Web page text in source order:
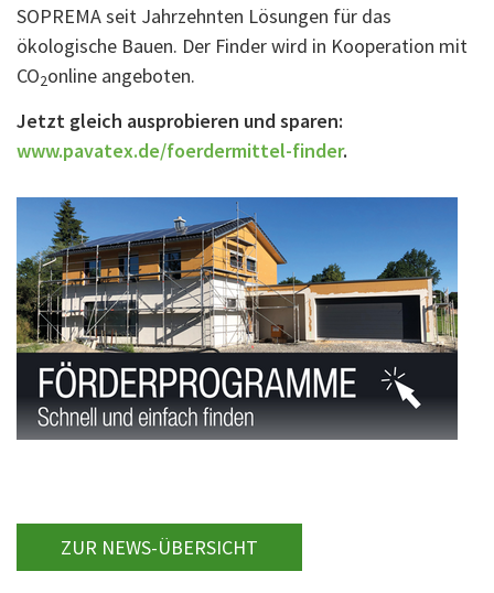
SOPREMA seit Jahrzehnten Lösungen für das
ökologische Bauen. Der Finder wird in Kooperation mit
CO2online angeboten.
Jetzt gleich ausprobieren und sparen:
www.pavatex.de/foerdermittel-finder.
ZUR NEWS-ÜBERSICHT